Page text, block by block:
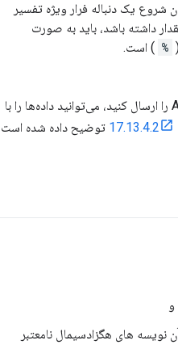
شروع یک دنباله فرار ویژه تفسیر
داشته باشد، باید به صورت
% ) است.
توضیح داده شده
و
نویسه های هگزادسیمال نامعتبر